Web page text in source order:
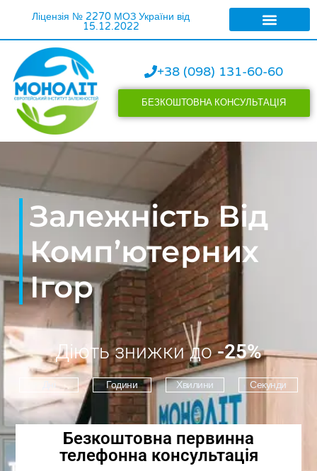
Ліцензія № 2270 МОЗ України від
15.12.2022
+38 (098) 131-60-60
БЕЗКОШТОВНА КОНСУЛЬТАЦІЯ
Залежність Від
Комп’ютерних
Ігор
Діють знижки до -25%
Години Хвилини Секунди
Безкоштовна первинна
телефонна консультація